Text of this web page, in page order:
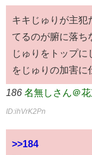
キキじゅりが主犯
てるのが腑に落ち
じゅりをトップ
をじゅりの加害に
186 名無しさん＠
ID:ihVrK2Pn
>>184